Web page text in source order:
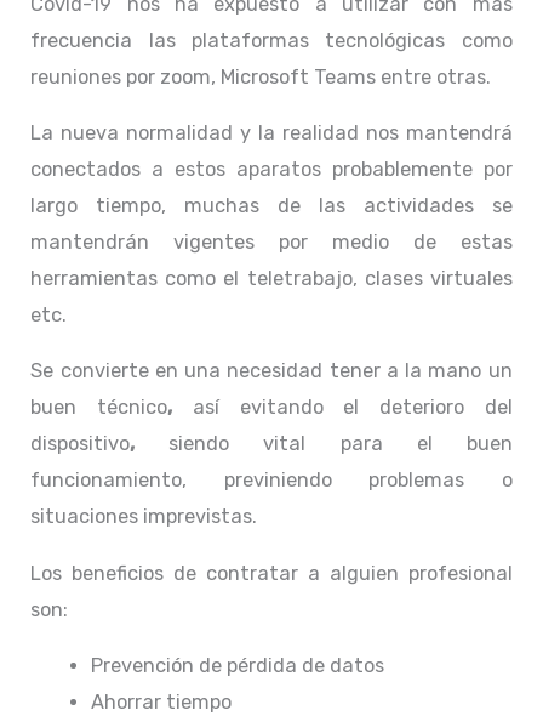
frecuencia las plataformas tecnológicas como
reuniones por zoom, Microsoft Teams entre otras.
La nueva normalidad y la realidad nos mantendrá
conectados a estos aparatos probablemente por
largo tiempo, muchas de las actividades se
mantendrán vigentes por medio de estas
herramientas como el teletrabajo, clases virtuales
etc.
Se convierte en una necesidad tener a la mano un
buen técnico, así evitando el deterioro del
dispositivo, siendo vital para el buen
funcionamiento, previniendo problemas o
situaciones imprevistas.
Los beneficios de contratar a alguien profesional
son:
Prevención de pérdida de datos
Ahorrar tiempo